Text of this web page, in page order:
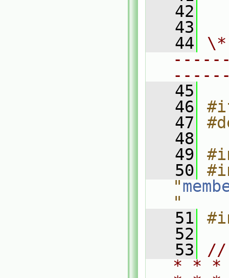
   42
   43
   44
   45
   46
   47
   48
   49
   50
"
"
   51
   52
   53
//
* * *